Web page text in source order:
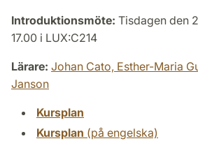
Introduktionsmöte: Tisdagen den
17.00 i LUX:C214
Lärare: Johan Cato, Esther-Maria
Janson
Kursplan
Kursplan (på engelska)